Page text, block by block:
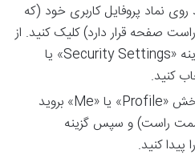
روی نماد پروفایل کاربری خود (که
صفحه قرار دارد) کلیک کنید. از
منوی کشویی باز شده، گزینه «Security Settings» یا
کنید.
به بخش «Profile» یا «Me» بروید
راست) و سپس گزینه